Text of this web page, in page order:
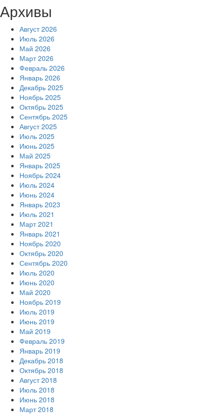
Архивы
Август 2026
Июль 2026
Май 2026
Март 2026
Февраль 2026
Январь 2026
Декабрь 2025
Ноябрь 2025
Октябрь 2025
Сентябрь 2025
Август 2025
Июль 2025
Июнь 2025
Май 2025
Январь 2025
Ноябрь 2024
Июль 2024
Июнь 2024
Январь 2023
Июль 2021
Март 2021
Январь 2021
Ноябрь 2020
Октябрь 2020
Сентябрь 2020
Июль 2020
Июнь 2020
Май 2020
Ноябрь 2019
Июль 2019
Июнь 2019
Май 2019
Февраль 2019
Январь 2019
Декабрь 2018
Октябрь 2018
Август 2018
Июль 2018
Июнь 2018
Март 2018